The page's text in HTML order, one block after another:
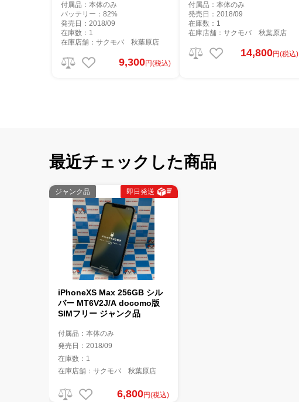
付属品：本体のみ
バッテリー：82%
発売日：2018/09
在庫数：1
在庫店舗：サクモバ 秋葉原店
9,300円(税込)
付属品：本体のみ
発売日：2018/09
在庫数：1
在庫店舗：サクモバ 秋葉原店
14,800円(税込)
最近チェックした商品
ジャンク品 即日発送
iPhoneXS Max 256GB シル
バー MT6V2J/A docomo版
SIMフリー ジャンク品
付属品：本体のみ
発売日：2018/09
在庫数：1
在庫店舗：サクモバ 秋葉原店
6,800円(税込)